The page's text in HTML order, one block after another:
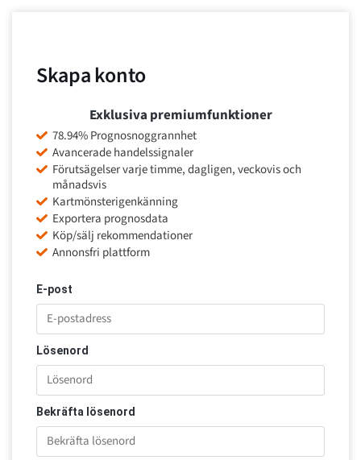
Skapa konto
E-post
Lösenord
Bekräfta lösenord
Exklusiva premiumfunktioner
78.94% Prognosnoggrannhet
Avancerade handelssignaler
Förutsägelser varje timme, dagligen, veckovis och
månadsvis
Kartmönsterigenkänning
Exportera prognosdata
Köp/sälj rekommendationer
Annonsfri plattform